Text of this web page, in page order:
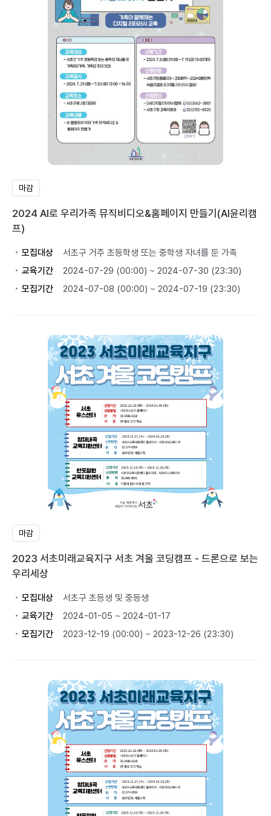
마감
2024 AI로 우리가족 뮤직비디오&홈페이지 만들기(AI윤리캠
프)
모집대상
서초구 거주 초등학생 또는 중학생 자녀를 둔 가족
교육기간
2024-07-29 (00:00) ~ 2024-07-30 (23:30)
모집기간
2024-07-08 (00:00) ~ 2024-07-19 (23:30)
마감
2023 서초미래교육지구 서초 겨울 코딩캠프 - 드론으로 보는
우리세상
모집대상
서초구 초등생 및 중등생
교육기간
2024-01-05 ~ 2024-01-17
모집기간
2023-12-19 (00:00) ~ 2023-12-26 (23:30)